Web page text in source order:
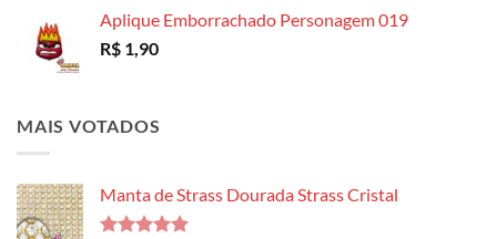
Aplique Emborrachado Personagem 019
R$ 1,90
MAIS VOTADOS
Manta de Strass Dourada Strass Cristal